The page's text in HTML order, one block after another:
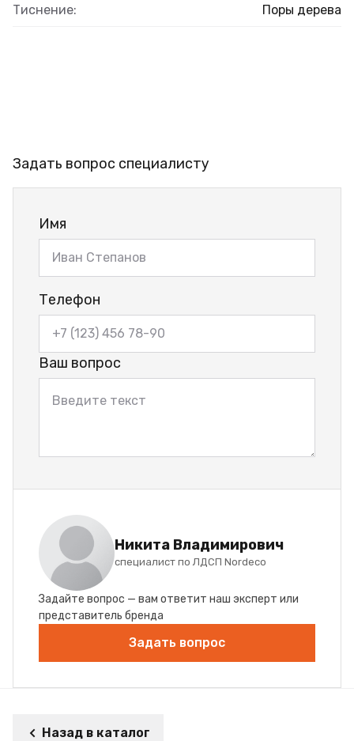
Тиснение: Поры дерева
Задать вопрос специалисту
Имя
Телефон
Ваш вопрос
Никита Владимирович
специалист по ЛДСП Nordeco
Задайте вопрос — вам ответит наш эксперт или
представитель бренда
Задать вопрос
Назад в каталог